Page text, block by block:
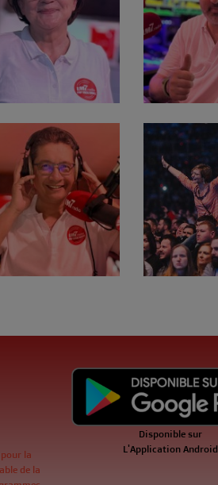
la
de la
Disponible sur
L'Application Android